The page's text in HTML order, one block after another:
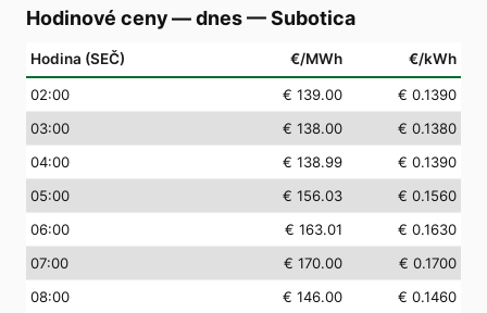
Hodinové ceny — dnes—Subotica
Hodina (SEČ) €/MWh €/kWh
02:00 € 139.00
€ 0.1390
03:00 € 138.00
€ 0.1380
04:00 € 138.99
€ 0.1390
05:00 € 156.03
€ 0.1560
06:00 € 163.01
€ 0.1630
07:00 € 170.00
€ 0.1700
08:00 € 146.00
€ 0.1460